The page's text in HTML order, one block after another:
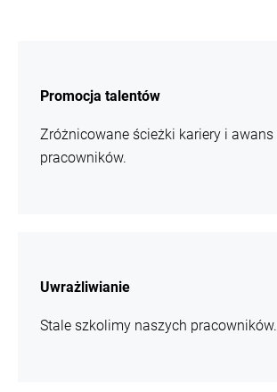
Promocja talentów
Zróżnicowane ścieżki kariery i awans
pracowników.
Uwrażliwianie
Stale szkolimy naszych pracowników.